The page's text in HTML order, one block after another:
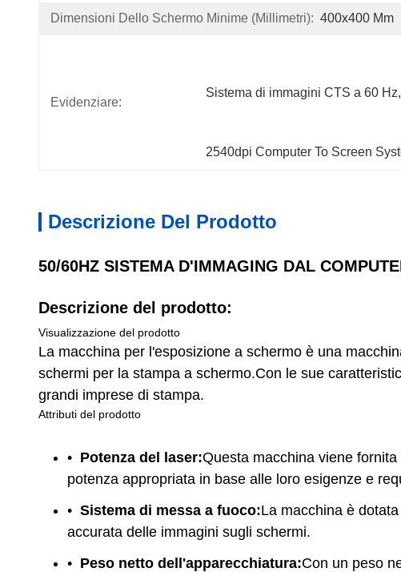
Dimensioni Dello Schermo Minime (millimetri): 400x400 Mm
Evidenziare:
Sistema di immagini CTS a 60 Hz,
2540dpi Computer To Screen
Descrizione Del Prodotto
50/60HZ SISTEMA D'IMMAGING DAL
Descrizione del prodotto:
Visualizzazione del prodotto
La macchina per l'esposizione a schermo è una
schermi per la stampa a schermo.Con le sue
grandi imprese di stampa.
Attributi del prodotto
Potenza del laser:Questa macchina viene
potenza appropriata in base alle loro esigenze e
Sistema di messa a fuoco:La macchina è
accurata delle immagini sugli schermi.
Peso netto dell'apparecchiatura:Con un peso